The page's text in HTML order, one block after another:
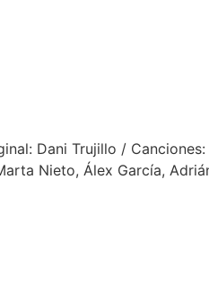
Dani Trujillo /
Nieto, Álex García,